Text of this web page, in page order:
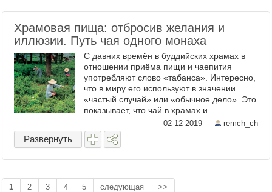
Храмовая пища: отбросив желания и
иллюзии. Путь чая одного монаха
С давних времён в буддийских храмах в
отношении приёма пищи и чаепития
употребляют слово «табанса». Интересно,
что в миру его используют в значении
«частый случай» или «обычное дело». Это
показывает, что чай в храмах и
монастырях, подобно пище, является
важной составляющей каждодневной ...
02-12-2019 — remch_ch
Развернуть
1 2 3 4 5 следующая >>